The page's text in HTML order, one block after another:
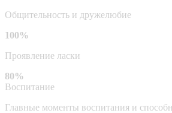
Общительность и дружелюбие
100%
Проявление ласки
80%
Воспитание
Главные моменты воспитания и